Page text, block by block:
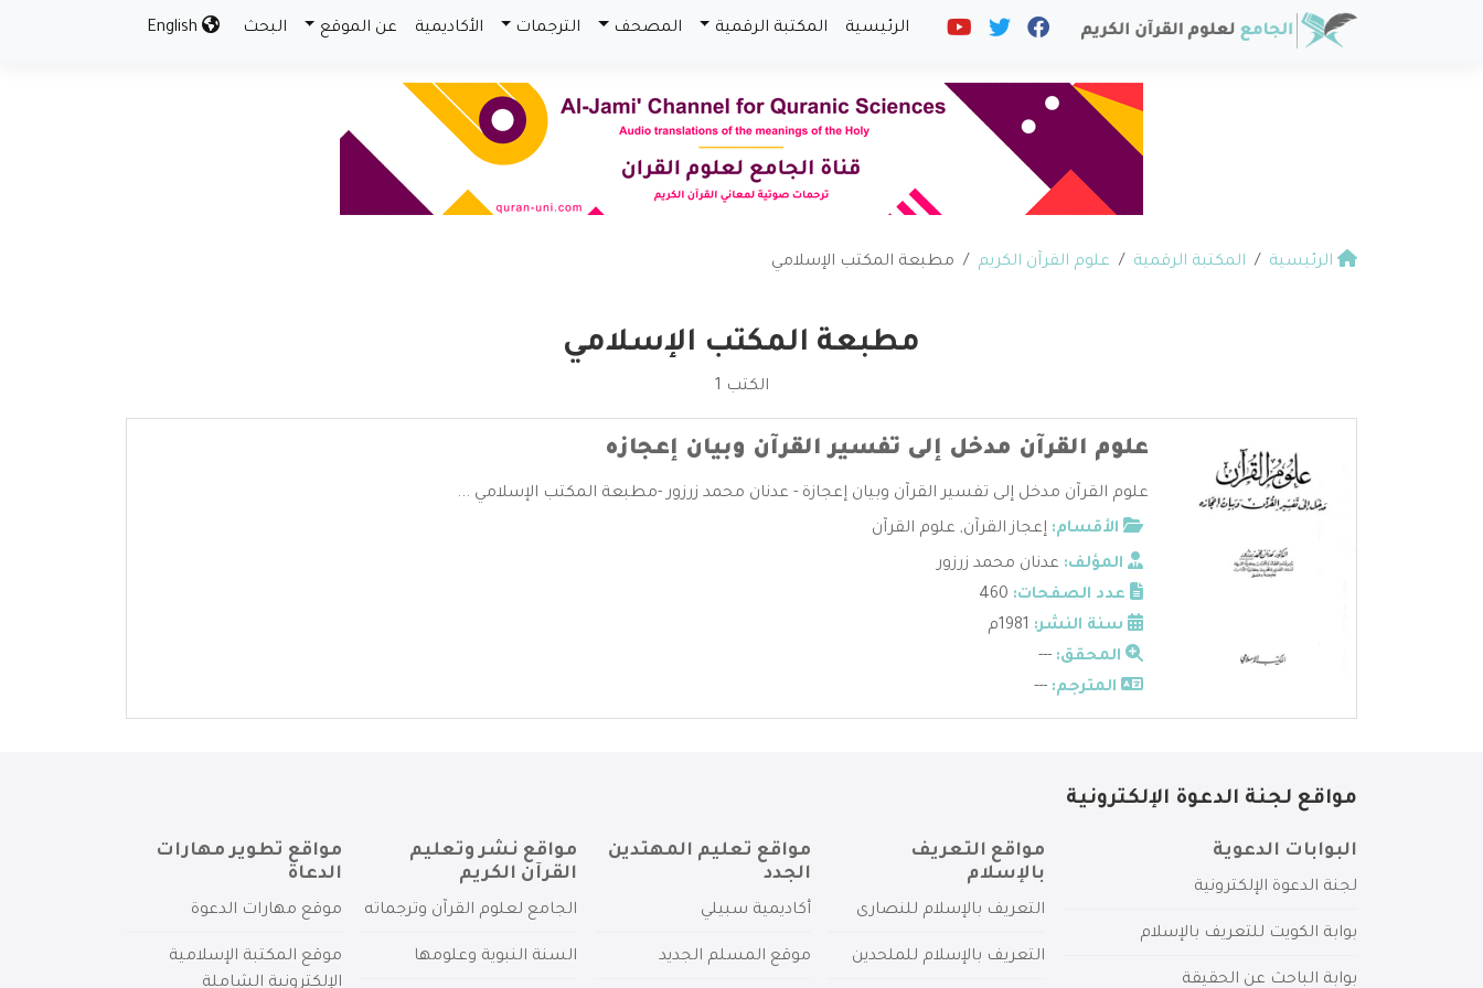
الرئيسية المكتبة الرقمية المصحف الترجمات الأكاديمية عن الموقع البحث
الرئيسية المكتبة الرقمية علوم القرآن الكريم مطبعة المكتب الإسلامي
مطبعة المكتب الإسلامي
الكتب 1
علوم القرآن مدخل إلى تفسير القرآن وبيان إعجازه
علوم القرآن مدخل إلى تفسير القرآن وبيان إعجازة - عدنان محمد زرزور -مطبعة المكتب الإسلامي ...
الأقسام: إعجاز القرآن, علوم القرآن
المؤلف: عدنان محمد زرزور
عدد الصفحات:
سنة النشر:
المحقق: ---
المترجم: ---
مواقع لجنة الدعوة الإلكترونية
البوابات الدعوية
لجنة الدعوة الإلكترونية
بوابة الكويت للتعريف بالإسلام
بوابة الباحث عن الحقيقة
مواقع التعريف
بالإسلام
التعريف بالإسلام للنصارى
التعريف بالإسلام للملحدين
مواقع تعليم المهتدين
الجدد
أكاديمية سبيلي
موقع المسلم الجديد
مواقع نشر وتعليم
القرآن الكريم
الجامع لعلوم القرآن وترجماته
السنة النبوية وعلومها
مواقع تطوير مهارات
الدعاة
موقع مهارات الدعوة
موقع المكتبة الإسلامية
الإلكترونية الشاملة